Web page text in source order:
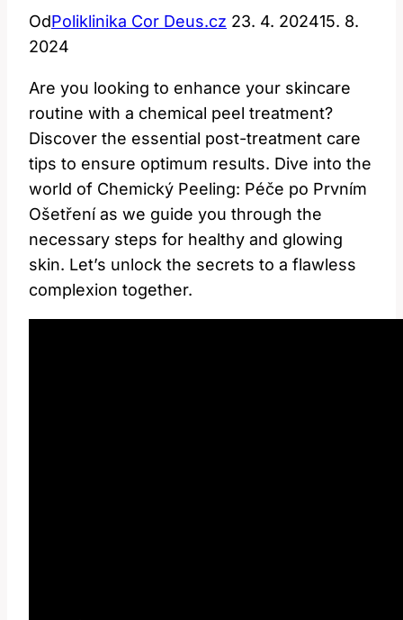
OdPoliklinika Cor Deus.cz 23. 4. 202415. 8.
2024
Are you ⁢looking to enhance⁣ your skincare
routine ⁣with a‍ chemical peel ‍treatment? ​
Discover the⁤ essential post-treatment care
tips to ‍ensure ‌optimum‍ results. Dive into⁤ the
world of Chemický ‌Peeling: ⁤Péče po Prvním⁣
Ošetření ‍as we guide‍ you ⁣through ⁢the
necessary steps for healthy and glowing
skin. Let’s ⁤unlock the secrets ​to a flawless‌
complexion together.